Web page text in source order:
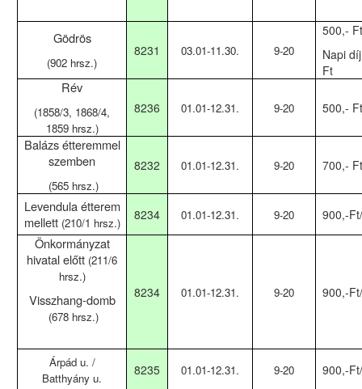
Gödrös
(902 hrsz.)
8231 03.01-11.30. 9-20
500,-
Napi
Ft
Rév
(1858/3, 1868/4,
1859 hrsz.)
8236 01.01-12.31. 9-20 500,-
Balázs étteremmel
szemben
(565 hrsz.)
8232 01.01-12.31. 9-20 700,-
Levendula étterem
mellett(210/1 hrsz.)
8234 01.01-12.31. 9-20 900,-
Önkormányzat
hivatal előtt (211/6
hrsz.)
Visszhang-domb
(678 hrsz.)
8234 01.01-12.31. 9-20 900,-
Árpád u. /
Batthyány u.
8235 01.01-12.31. 9-20 900,-